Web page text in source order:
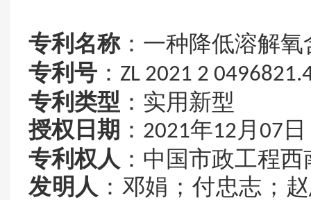
专利名称： 一种降低溶解
专利号 ： ZL 2021 2
专利类型 ：实用新型
授权日期 ： 2021年12 月 07 日
专利权人 ： 中国市政工程
发明人 ： 邓娟；付忠志；